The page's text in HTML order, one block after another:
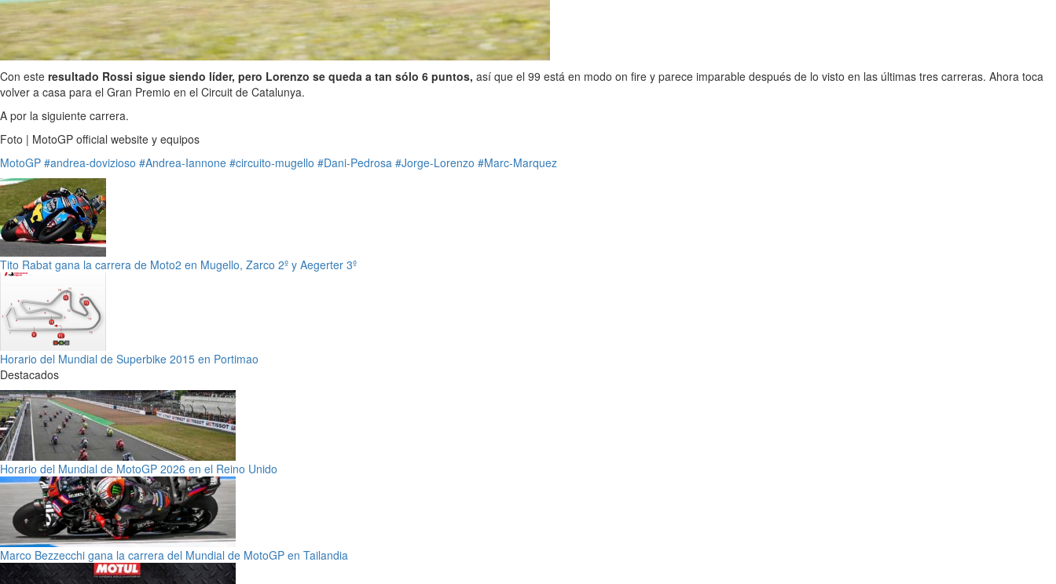
Con este resultado Rossi sigue siendo líder, pero Lorenzo se queda a tan sólo 6 puntos, así que el 99 está en modo on fire y parece imparable después de lo visto en las últimas tres carreras. Ahora toca
volver a casa para el Gran Premio en el Circuit de Catalunya.
A por la siguiente carrera.
Foto | MotoGP official website y equipos
MotoGP #andrea-dovizioso #Andrea-Iannone #circuito-mugello #Dani-Pedrosa #Jorge-Lorenzo #Marc-Marquez
Tito Rabat gana la carrera de Moto2 en Mugello, Zarco 2º y Aegerter 3º
Horario del Mundial de Superbike 2015 en Portimao
Destacados
Horario del Mundial de MotoGP 2026 en el Reino Unido
Marco Bezzecchi gana la carrera del Mundial de MotoGP en Tailandia